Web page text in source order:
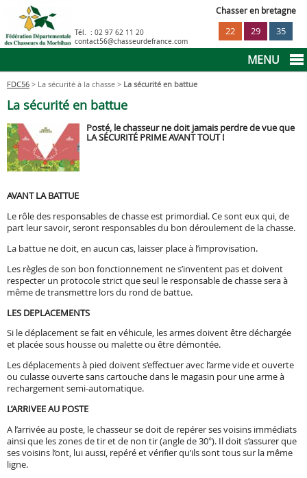
Tél. : 02 97 62 11 20
contact56@chasseurdefrance.com
Chasser en bretagne
22 29 35
MENU
La sécurité à la chasse
Réglementation
Infos pratiques
Déclaration prélèvements sangliers
Le permis de chasser
Déclaration prélèvements cervidés
Agenda
Agenda
FDC56 > La sécurité à la chasse > La sécurité en battue
La sécurité en battue
Posté, le chasseur ne doit jamais perdre de vue que
LA SÉCURITÉ PRIME AVANT TOUT !
AVANT LA BATTUE
Le rôle des responsables de chasse est primordial. Ce sont eux qui, de
part leur savoir, seront responsables du bon déroulement de la chasse.
La battue ne doit, en aucun cas, laisser place à l’improvisation.
Les règles de son bon fonctionnement ne s’inventent pas et doivent
respecter un protocole strict que seul le responsable de chasse sera à
même de transmettre lors du rond de battue.
LES DEPLACEMENTS
Si le déplacement se fait en véhicule, les armes doivent être déchargée
et placée sous housse ou malette ou être démontée.
Les déplacements à pied doivent s’effectuer avec l’arme vide et ouverte
ou culasse ouverte sans cartouche dans le magasin pour une arme à
rechargement semi-automatique.
L’ARRIVEE AU POSTE
A l’arrivée au poste, le chasseur se doit de repérer ses voisins immédiats
ainsi que les zones de tir et de non tir (angle de 30°). Il doit s’assurer que
ses voisins l’ont, lui aussi, repéré et vérifier qu’ils sont tous sur la même
ligne.